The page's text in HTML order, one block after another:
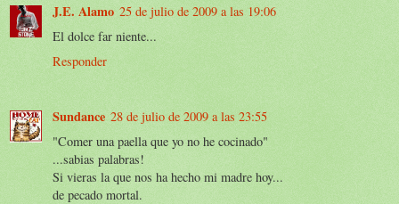
J.E. Alamo 25 de julio de 2009 a las 19:06
El dolce far niente...
Responder
Sundance 28 de julio de 2009 a las 23:55
"Comer una paella que yo no he cocinado"
...sabias palabras!
Si vieras la que nos ha hecho mi madre hoy...
de pecado mortal.